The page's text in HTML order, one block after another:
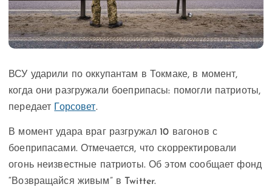
ВСУ ударили по оккупантам в Токмаке, в момент,
когда они разгружали боеприпасы: помогли патриоты,
передает
Горсовет.
В момент удара враг разгружал 10 вагонов с
боеприпасами. Отмечается, что скорректировали
огонь неизвестные патриоты. Об этом сообщает фонд
“Возвращайся живым” в Twitter.